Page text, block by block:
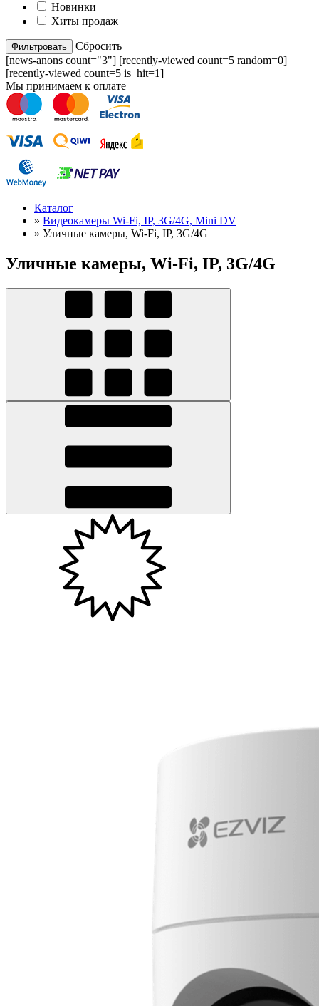
Новинки
Хиты продаж
Cбросить
[news-anons count="3"] [recently-viewed count=5 random=0]
[recently-viewed count=5 is_hit=1]
Мы принимаем к оплате
Каталог
» Видеокамеры Wi-Fi, IP, 3G/4G, Mini DV
» Уличные камеры, Wi-Fi, IP, 3G/4G
Уличные камеры, Wi-Fi, IP, 3G/4G